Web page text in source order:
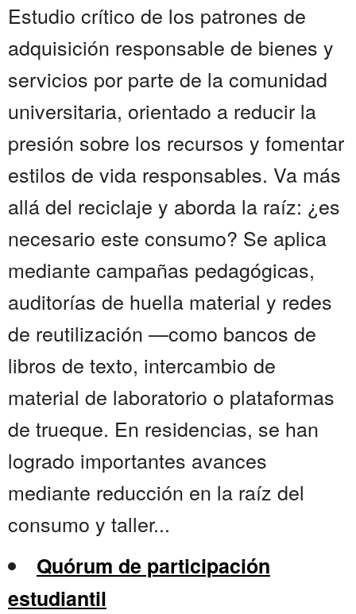
Estudio crítico de los patrones de
adquisición responsable de bienes y
servicios por parte de la comunidad
universitaria, orientado a reducir la
presión sobre los recursos y fomentar
estilos de vida responsables. Va más
allá del reciclaje y aborda la raíz: ¿es
necesario este consumo? Se aplica
mediante campañas pedagógicas,
auditorías de huella material y redes
de reutilización —como bancos de
libros de texto, intercambio de
material de laboratorio o plataformas
de trueque. En residencias, se han
logrado importantes avances
mediante reducción en la raíz del
consumo y taller...
Quórum de participación
estudiantil